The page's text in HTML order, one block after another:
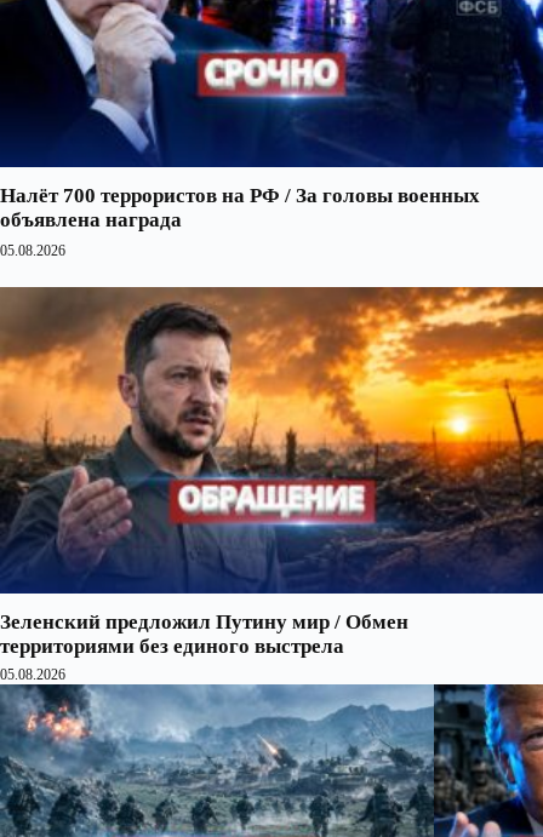
Налёт 700 террористов на РФ / За головы военных
объявлена награда
05.08.2026
Зеленский предложил Путину мир / Обмен
территориями без единого выстрела
05.08.2026